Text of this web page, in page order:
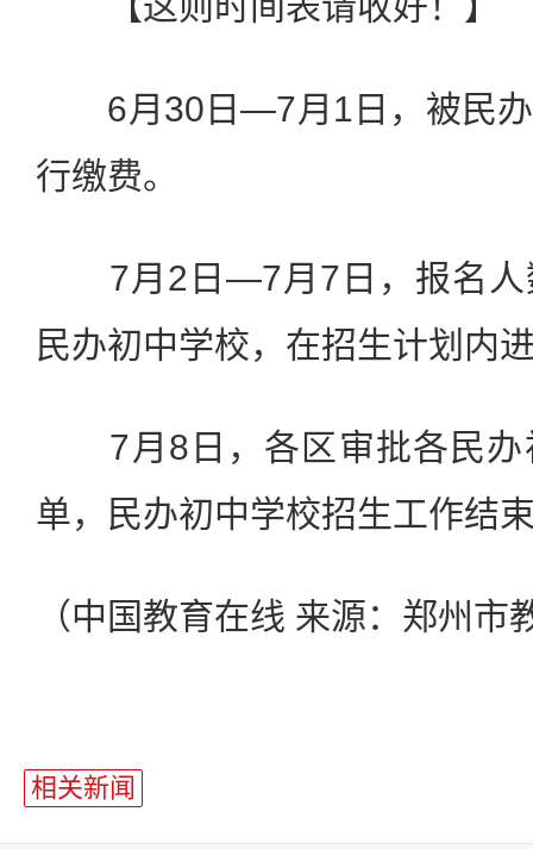
6月 30 日—7月 1 日，被民
行缴费。
7月 2 日 —7月 7 日，报名
民办初中学校，在招生计划内
7月 8 日，各区审批各民
单，民办初中学校招生工作结
（中国教育在线 来源：郑州市
相关新闻